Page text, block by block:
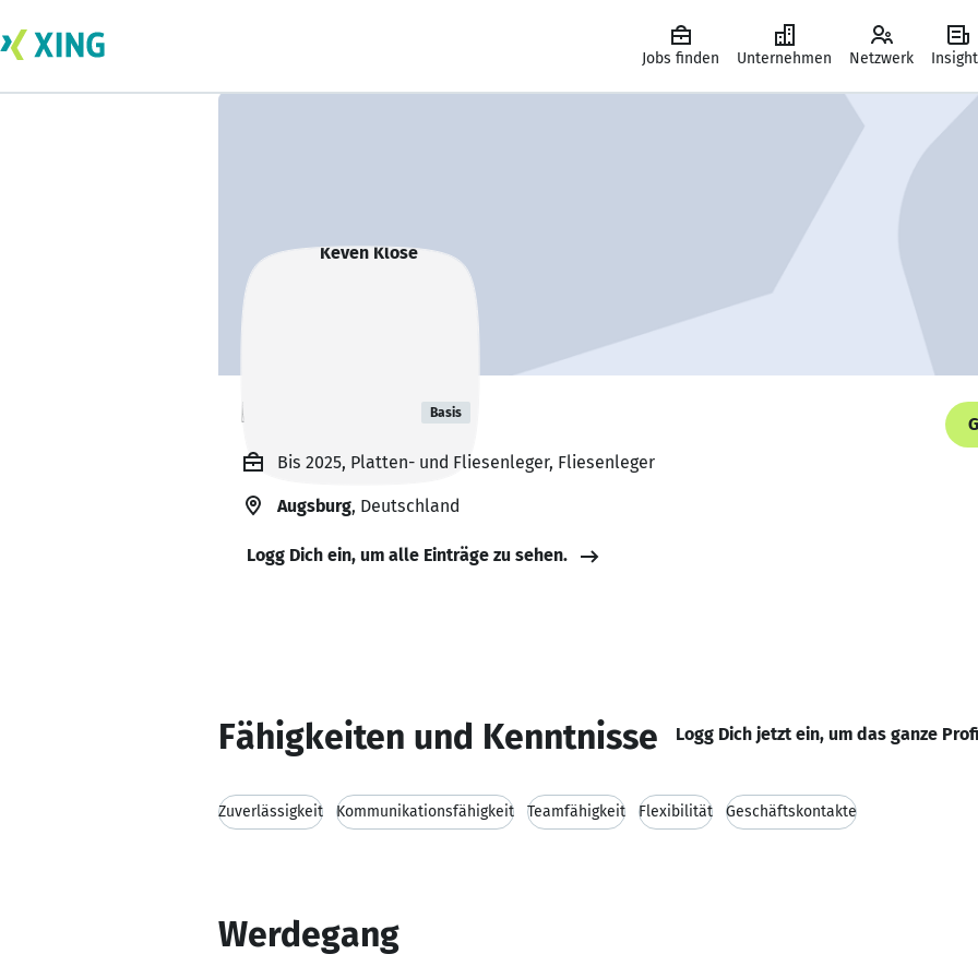
Jobs finden Unternehmen Netzwerk
Keven Klose Basis
Bis 2025, Platten- und Fliesenleger, Fliesenleger
Augsburg, Deutschland
Logg Dich ein, um alle Einträge zu sehen.
Fähigkeiten und Kenntnisse Logg Dich jetzt ein, um das ganze
Zuverlässigkeit Kommunikationsfähigkeit Teamfähigkeit Flexibilität Geschäftskontakte
Werdegang